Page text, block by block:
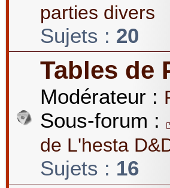
parties divers
Sujets : 20
Tables de
Modérateur :
Sous-forum :
de L'hesta
Sujets : 16